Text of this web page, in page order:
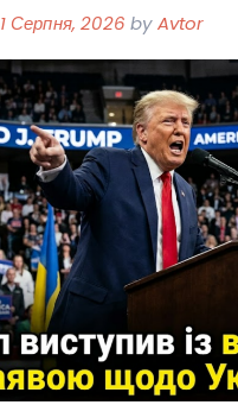
1 Серпня, 2026 byAvtor